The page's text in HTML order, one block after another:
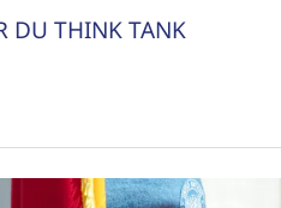
DU THINK TANK